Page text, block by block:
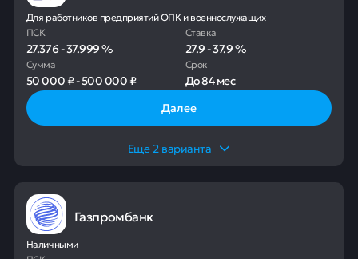
Для работников предприятий ОПК и военнослужащих
ПСК
27.376-37.999%
Ставка
27.9-37.9%
Сумма
50 000 ₽-500 000 ₽
Срок
До84 мес
Далее
Еще2 варианта
Газпромбанк
Наличными